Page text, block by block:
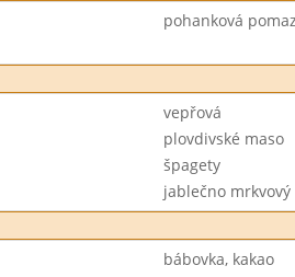
pohanková
vepřová
plovdivské maso
špagety
jablečno mrkvový
bábovka, kakao